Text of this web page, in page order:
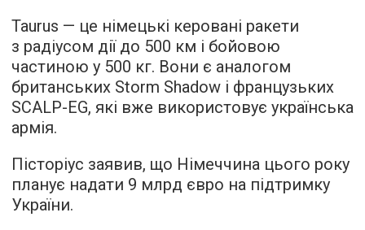
Taurus — це німецькі керовані ракети
з радіусом дії до 500 км і бойовою
частиною у 500 кг. Вони є аналогом
британських Storm Shadow і французьких
SCALP-EG, які вже використовує українська
армія.
Пісторіус заявив, що Німеччина цього року
планує надати 9 млрд євро на підтримку
України.